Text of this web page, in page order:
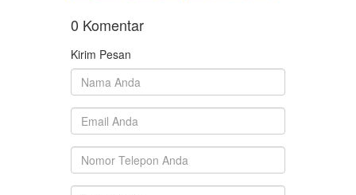
0 Komentar
Kirim Pesan